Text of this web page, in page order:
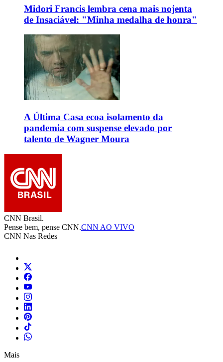
Midori Francis lembra cena mais nojenta
de Insaciável: "Minha medalha de honra"
A Última Casa ecoa isolamento da
pandemia com suspense elevado por
talento de Wagner Moura
CNN Brasil.
Pense bem, pense CNN.CNN AO VIVO
CNN Nas Redes
Mais